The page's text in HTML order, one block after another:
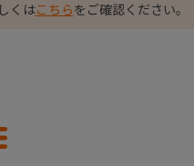
くはこちらをご確認ください。